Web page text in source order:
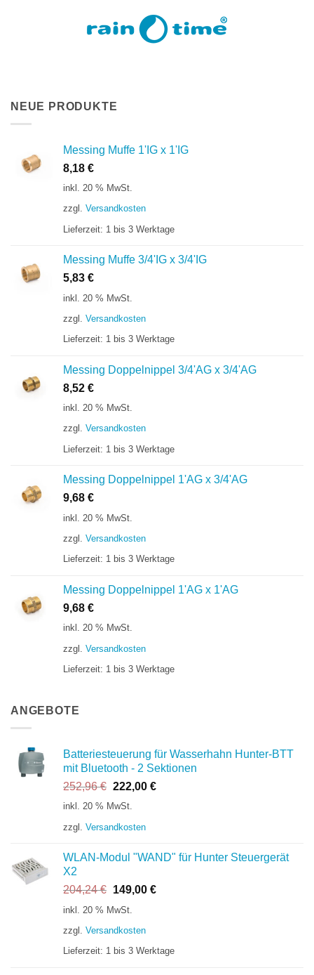
NEUE PRODUKTE
Messing Muffe 1'IG x 1'IG
8,18 €
inkl. 20 % MwSt.
zzgl. Versandkosten
Lieferzeit: 1 bis 3 Werktage
Messing Muffe 3/4'IG x 3/4'IG
5,83 €
inkl. 20 % MwSt.
zzgl. Versandkosten
Lieferzeit: 1 bis 3 Werktage
Messing Doppelnippel 3/4'AG x 3/4'AG
8,52 €
inkl. 20 % MwSt.
zzgl. Versandkosten
Lieferzeit: 1 bis 3 Werktage
Messing Doppelnippel 1'AG x 3/4'AG
9,68 €
inkl. 20 % MwSt.
zzgl. Versandkosten
Lieferzeit: 1 bis 3 Werktage
Messing Doppelnippel 1'AG x 1'AG
9,68 €
inkl. 20 % MwSt.
zzgl. Versandkosten
Lieferzeit: 1 bis 3 Werktage
ANGEBOTE
Batteriesteuerung für Wasserhahn Hunter-BTT
mit Bluetooth - 2 Sektionen
252,96€ Ursprünglicher
Preis
252,96 €
222,00 €Aktueller
inkl. 20 % MwSt.
zzgl. Versandkosten
WLAN-Modul "WAND" für Hunter Steuergerät
X2
204,24€ Ursprünglicher
Preis
204,24 €
149,00 €Aktueller
inkl. 20 % MwSt.
zzgl. Versandkosten
Lieferzeit: 1 bis 3 Werktage